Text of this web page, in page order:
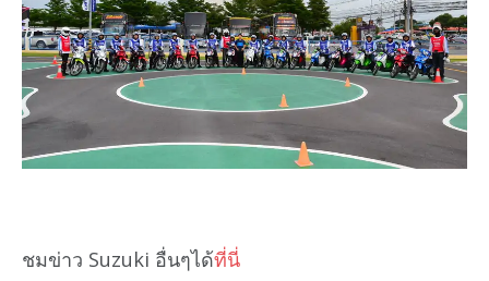
ชมข่าว Suzuki อื่นๆได้ที่นี่